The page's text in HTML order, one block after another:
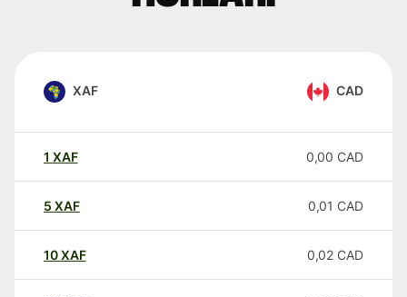
XAF CAD
1 XAF 0,00 CAD
5 XAF 0,01 CAD
10XAF 0,02 CAD